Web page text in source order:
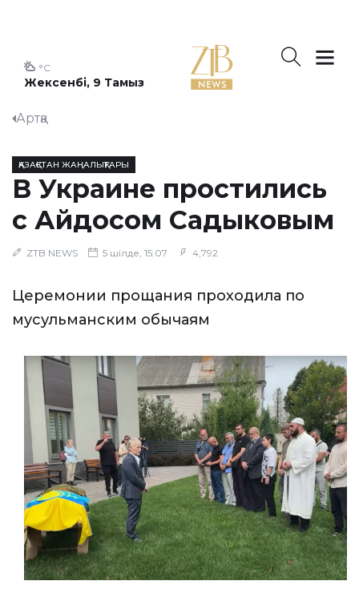
Жексенбі, 9 Тамыз
°C
Артқа
ҚАЗАҚСТАН ЖАҢАЛЫҚТАРЫ
В Украине простились
с Айдосом Садыковым
ZTB NEWS 5 шілде, 15:07 4,792
Церемонии прощания проходила по
мусульманским обычаям